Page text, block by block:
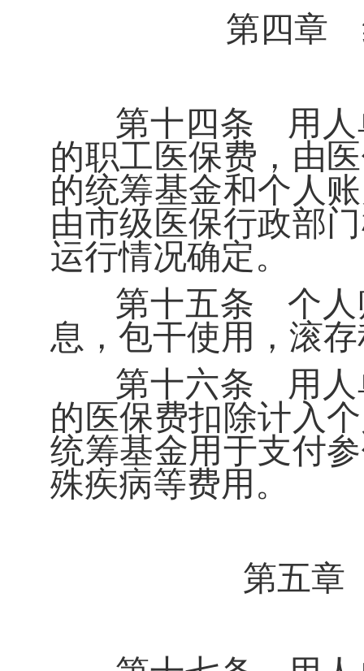
第四章
第十四条
用
的职工医保费，由
的统筹基金和个人
由市级医保行政部
运行情况确定。
第十五条
个
息，包干使用，滚
第十六条
用
的医保费扣除计入
统筹基金用于支付
殊疾病等费用。
第五章